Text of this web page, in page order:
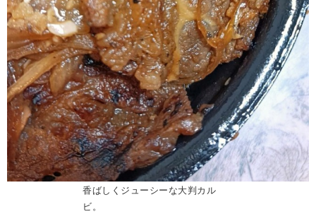
香ばしくジューシーな大判カル
ビ。